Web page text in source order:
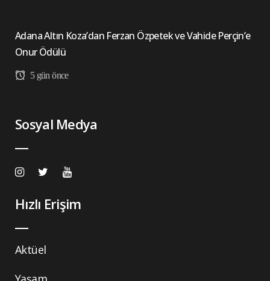
Adana Altın Koza’dan Ferzan Özpetek ve Vahide Perçin’e
Onur Ödülü
5 gün önce
Sosyal Medya
Hızlı Erişim
Aktüel